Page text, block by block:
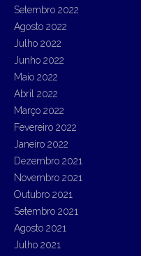
Setembro 2022
Agosto 2022
Julho 2022
Junho 2022
Maio 2022
Abril 2022
Março 2022
Fevereiro 2022
Janeiro 2022
Dezembro 2021
Novembro 2021
Outubro 2021
Setembro 2021
Agosto 2021
Julho 2021